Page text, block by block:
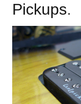
Pickups.